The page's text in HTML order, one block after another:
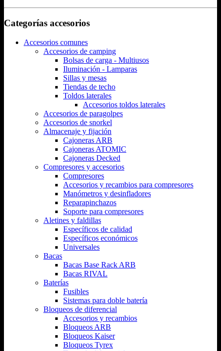
Categorías accesorios
Accesorios comunes
Accesorios de camping
Bolsas de carga - Multiusos
Iluminación - Lamparas
Sillas y mesas
Tiendas de techo
Toldos laterales
Accesorios toldos laterales
Accesorios de paragolpes
Accesorios de snorkel
Almacenaje y fijación
Cajoneras ARB
Cajoneras ATOMIC
Cajoneras Decked
Compresores y accesorios
Compresores
Accesorios y recambios para compresores
Manómetros y desinfladores
Reparapinchazos
Soporte para compresores
Aletines y faldillas
Específicos de calidad
Específicos económicos
Universales
Bacas
Bacas Base Rack ARB
Bacas RIVAL
Baterías
Fusibles
Sistemas para doble batería
Bloqueos de diferencial
Accesorios y recambios
Bloqueos ARB
Bloqueos Kaiser
Bloqueos Tyrex